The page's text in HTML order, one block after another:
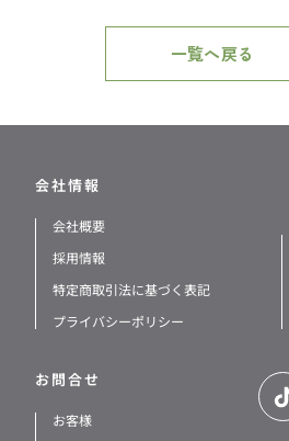
一覧へ戻る
会社情報
会社概要
採用情報
特定商取引法に基づく表記
プライバシーポリシー
お問合せ
お客様